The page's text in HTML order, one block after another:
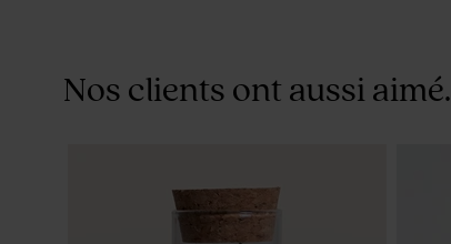
Nos clients ont aussi